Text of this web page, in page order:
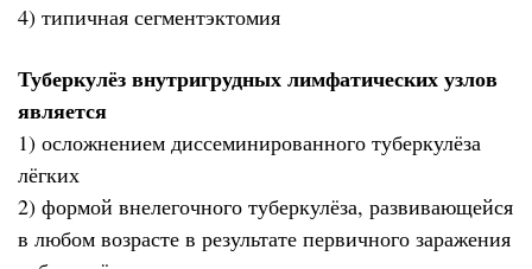
4) типичная сегментэктомия
Туберкулёз внутригрудных лимфатических узлов
является
1) осложнением диссеминированного туберкулёза
лёгких
2) формой внелегочного туберкулёза, развивающейся
в любом возрасте в результате первичного заражения